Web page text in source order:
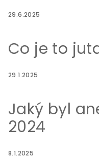
29.6.2025
Co je to
29.1.2025
Jaký byl
2024
8.1.2025